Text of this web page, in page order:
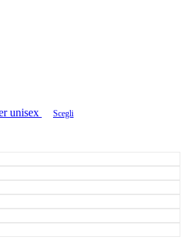
Scegli